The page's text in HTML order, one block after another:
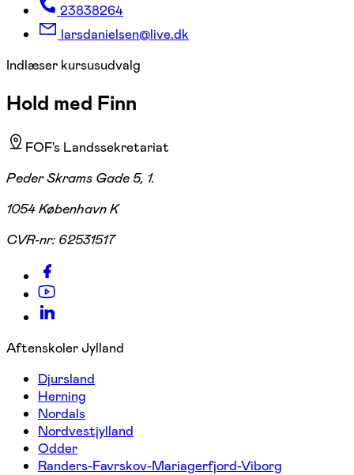
23838264
larsdanielsen@live.dk
Indlæser kursusudvalg
Hold med Finn
FOF's Landssekretariat
Peder Skrams Gade 5, 1.
1054 København K
CVR-nr: 62531517
Aftenskoler Jylland
Djursland
Herning
Nordals
Nordvestjylland
Odder
Randers-Favrskov-Mariagerfjord-Viborg